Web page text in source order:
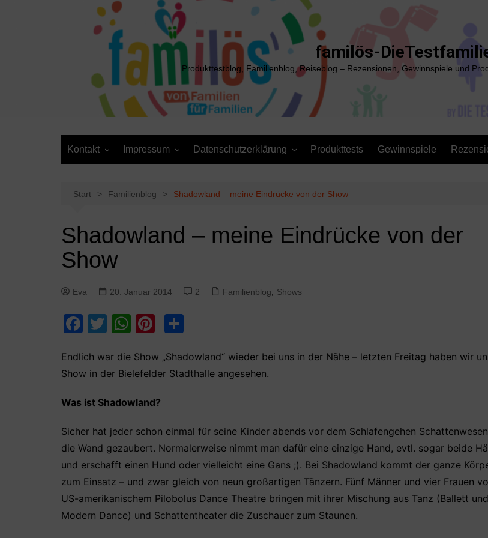
familös-
Produkttestblog, Familienblog, Reiseblog – Rezensionen, Gewinnspiele und
Kontakt Impressum Datenschutzerklärung Produkttests Gewinnspiele
Start Familienblog Shadowland – meine Eindrücke von der Show
Shadowland – meine Eindrücke von der
Show
Eva 20. Januar 2014 2 Familienblog Shows
F
c
e
b
o
k
T
itt
er
W
at
s
A
p
Pi
er
e
st
le
n
Endlich war die Show „Shadowland“ wieder bei uns in der Nähe – letzten Freitag haben wir
Show in der Bielefelder Stadthalle angesehen.
Was ist Shadowland?
Sicher hat jeder schon einmal für seine Kinder abends vor dem Schlafengehen
die Wand gezaubert. Normalerweise nimmt man dafür eine einzige Hand, evtl. sogar beide
und erschafft einen Hund oder vielleicht eine Gans ;). Bei Shadowland kommt der ganze
zum Einsatz – und zwar gleich von neun großartigen Tänzern. Fünf Männer und vier Frauen
US-amerikanischem Pilobolus Dance Theatre bringen mit ihrer Mischung aus Tanz (Ballett und
Modern Dance) und Schattentheater die Zuschauer zum Staunen.